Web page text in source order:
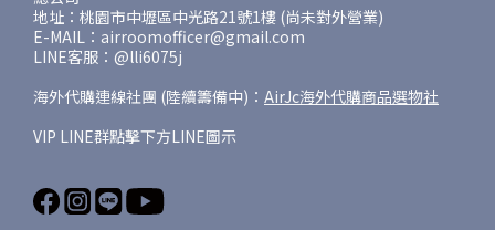
地址：桃園市中壢區中光路21號1樓 (尚未對外營業)
E-MAIL：airroomofficer@gmail.com
LINE客服：@lli6075j
海外代購連線社團 (陸續籌備中)： AirJc海外代購商品選物社
VIP LINE群點擊下方LINE圖示